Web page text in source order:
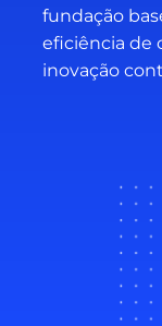
fundação
eficiência de
inovação